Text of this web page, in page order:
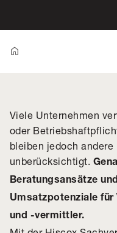
Viele Unternehmen
oder
bleiben jedoch
unberücksichtigt.
Beratungsansätze
Umsatzpotenziale
und -vermittler.